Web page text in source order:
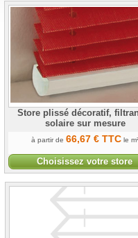
Comment choisir votre store
Store plissé décoratif,
solaire sur mesure
à partir de 66,67 € TTC le m²
Choisissez votre store